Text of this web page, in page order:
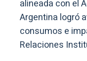
alineada con el
Argentina logró
consumos e
Relaciones